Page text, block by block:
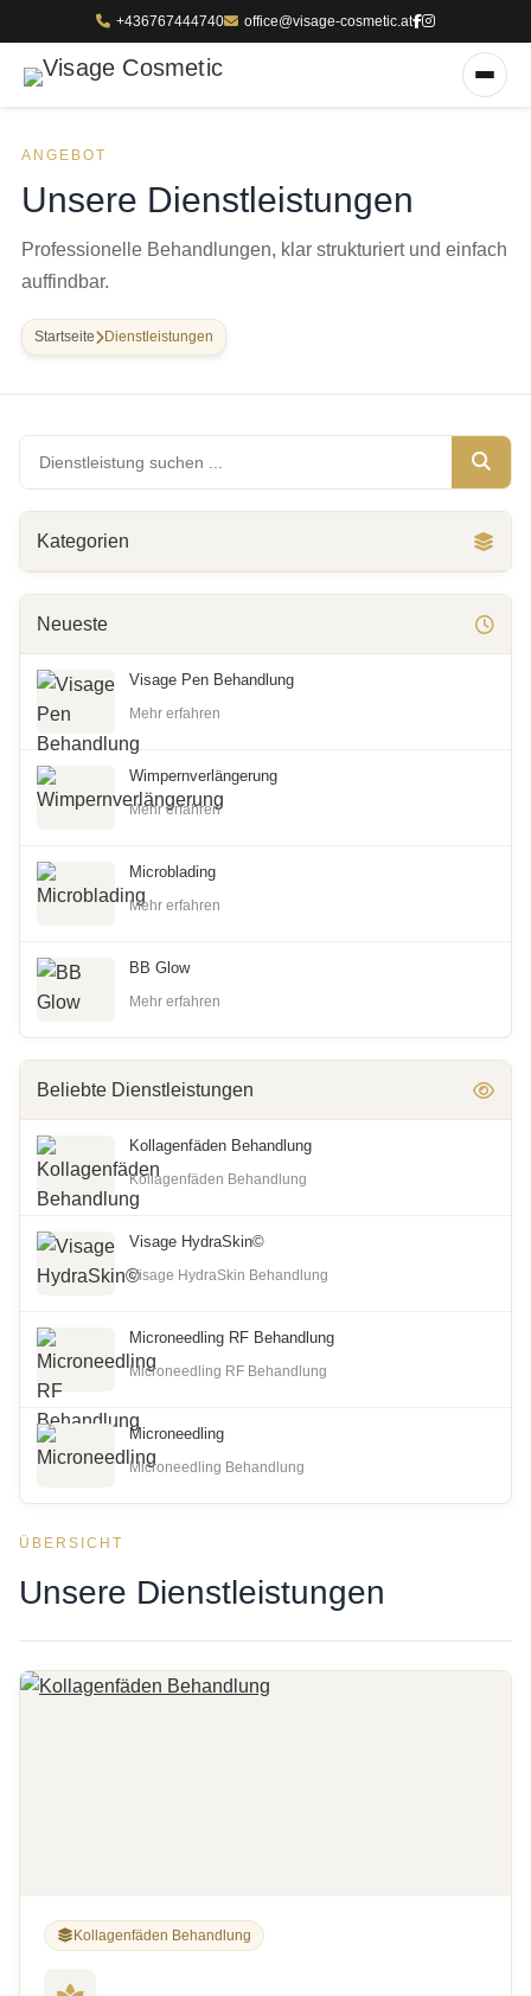
+436767444740 office@visage-cosmetic.at
ANGEBOT
Unsere Dienstleistungen
Professionelle Behandlungen, klar strukturiert und einfach
auffindbar.
Startseite Dienstleistungen
Kategorien
Neueste
Visage Pen Behandlung
Mehr erfahren
Wimpernverlängerung
Mehr erfahren
Microblading
Mehr erfahren
BB Glow
Mehr erfahren
Beliebte Dienstleistungen
Kollagenfäden Behandlung
Kollagenfäden Behandlung
Visage HydraSkin©
Visage HydraSkin Behandlung
Microneedling RF Behandlung
Microneedling RF Behandlung
Microneedling
Microneedling Behandlung
ÜBERSICHT
Unsere Dienstleistungen
Kollagenfäden Behandlung